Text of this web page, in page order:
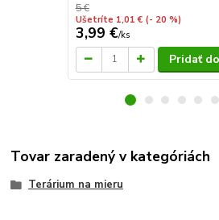
5 €
Ušetríte 1,01 € (- 20 %)
3,99 €/ks
Pridať
Tovar zaradený v kategóriách
Terárium na mieru